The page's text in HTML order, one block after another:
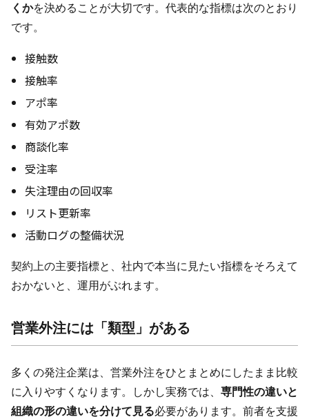
くかを決めることが大切です。代表的な指標は次のとおり
です。
接触数
接触率
アポ率
有効アポ数
商談化率
受注率
失注理由の回収率
リスト更新率
活動ログの整備状況
契約上の主要指標と、社内で本当に見たい指標をそろえて
おかないと、運用がぶれます。
営業外注には「類型」がある
多くの発注企業は、営業外注をひとまとめにしたまま比較
に入りやすくなります。しかし実務では、 専門性の違いと
組織の形の違いを分けて見る必要があります。前者を支援